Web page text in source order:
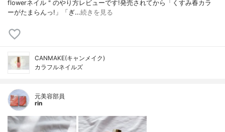
flowerネイル＂のやり方レビューです!発売されてから「くすみ春カラ
ーがたまらんっ!」「ぎ…続きを見る
CANMAKE(キャンメイク)
カラフルネイルズ
元美容部員
rin